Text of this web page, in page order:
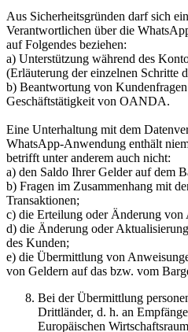
Aus Sicherheitsgründen darf sich
Verantwortlichen über die
auf Folgendes beziehen:
a) Unterstützung während des
(Erläuterung der einzelnen Schritte
b) Beantwortung von
Geschäftstätigkeit von OANDA.
Eine Unterhaltung mit dem
WhatsApp-Anwendung enthält
betrifft unter anderem auch nicht:
a) den Saldo Ihrer Gelder auf dem
b) Fragen im Zusammenhang mit
Transaktionen;
c) die Erteilung oder Änderung von
d) die Änderung oder
des Kunden;
e) die Übermittlung von
von Geldern auf das bzw. vom
Bei der Übermittlung
Drittländer, d. h. an
Europäischen